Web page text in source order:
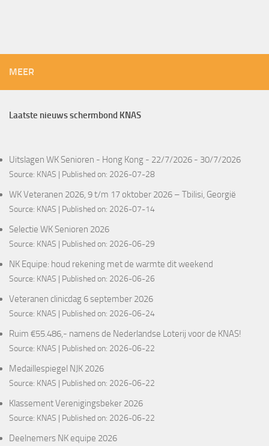
MEER
Laatste nieuws schermbond KNAS
Uitslagen WK Senioren - Hong Kong - 22/7/2026 - 30/7/2026
Source: KNAS Published on: 2026-07-28
WK Veteranen 2026, 9 t/m 17 oktober 2026 – Tbilisi, Georgië
Source: KNAS Published on: 2026-07-14
Selectie WK Senioren 2026
Source: KNAS Published on: 2026-06-29
NK Equipe: houd rekening met de warmte dit weekend
Source: KNAS Published on: 2026-06-26
Veteranen clinicdag 6 september 2026
Source: KNAS Published on: 2026-06-24
Ruim €55.486,- namens de Nederlandse Loterij voor de KNAS!
Source: KNAS Published on: 2026-06-22
Medaillespiegel NJK 2026
Source: KNAS Published on: 2026-06-22
Klassement Verenigingsbeker 2026
Source: KNAS Published on: 2026-06-22
Deelnemers NK equipe 2026